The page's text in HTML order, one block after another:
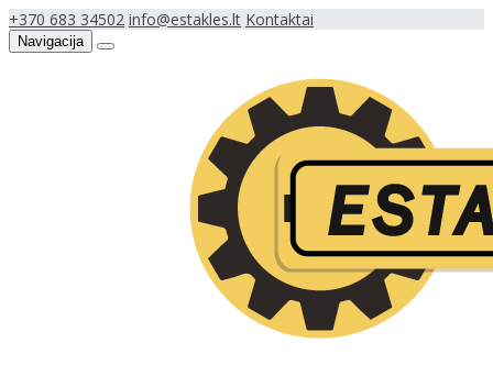
+370 683 34502 info@estakles.lt Kontaktai
Navigacija